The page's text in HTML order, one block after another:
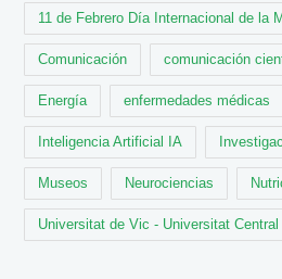
11 de Febrero Día Internacional de la
Comunicación comunicación
Energía enfermedades médicas
Inteligencia Artificial IA
Museos Neurociencias
Universitat de Vic - Universitat